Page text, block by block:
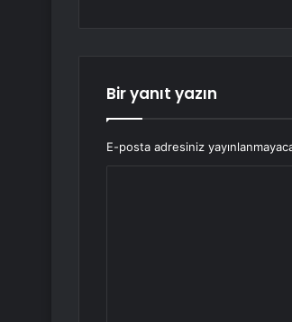
Bir yanıt yazın
E-posta adresiniz